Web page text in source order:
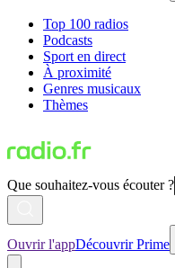
Top 100 radios
Podcasts
Sport en direct
À proximité
Genres musicaux
Thèmes
Que souhaitez-vous écouter ?
Ouvrir l'appDécouvrir Prime